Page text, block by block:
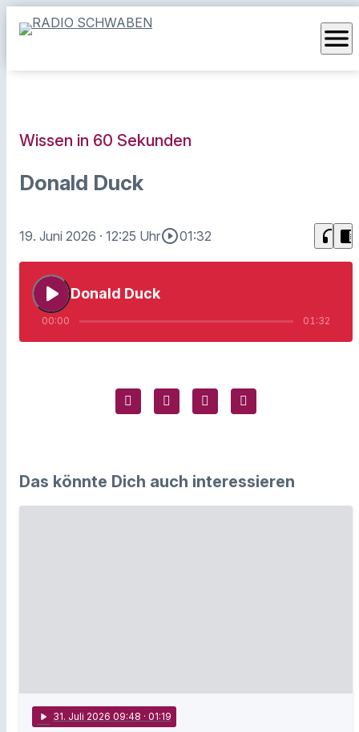
menu
Wissen in 60 Sekunden
Donald Duck
19. Juni 2026 · 12:25 Uhrplay_circle_outline01:32 headphones chrome_reader_mode
play_arrow Donald Duck
00:00 01:32
Das könnte Dich auch interessieren
play_arrow 31. Juli 2026 09:48 · 01:19